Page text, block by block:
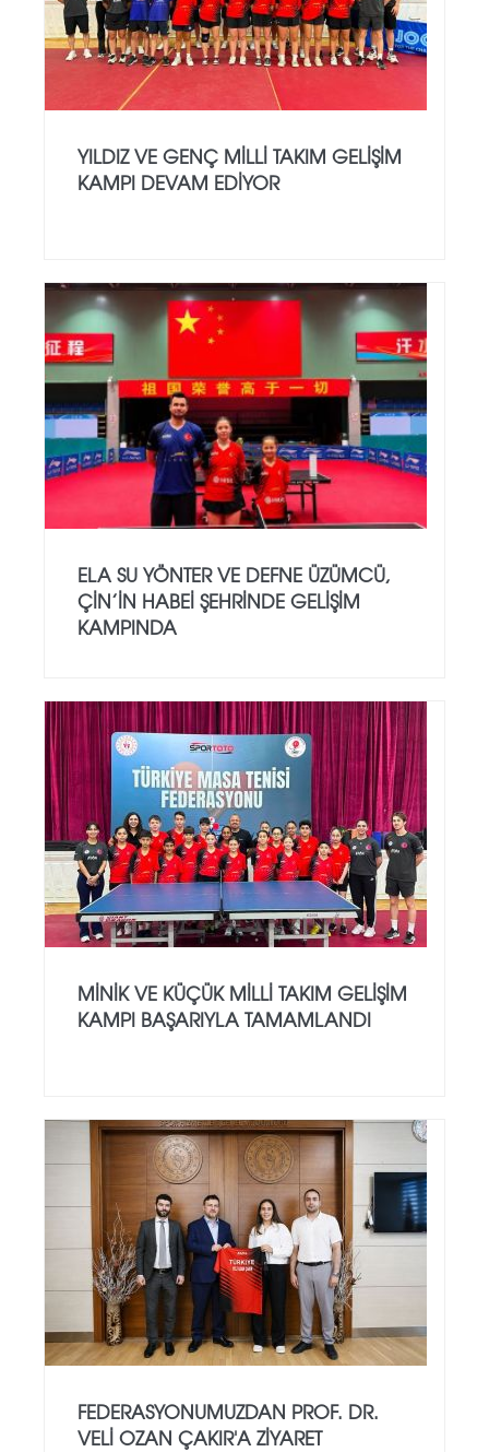
YILDIZ VE GENÇ MILLI TAKIM GELIŞIM
KAMPI DEVAM EDIYOR
ELA SU YÖNTER VE DEFNE ÜZÜMCÜ,
ÇIN’IN HABEI ŞEHRINDE GELIŞIM
KAMPINDA
MINIK VE KÜÇÜK MILLI TAKIM GELIŞIM
KAMPI BAŞARIYLA TAMAMLANDI
FEDERASYONUMUZDAN PROF. DR.
VELI OZAN ÇAKIR'A ZIYARET